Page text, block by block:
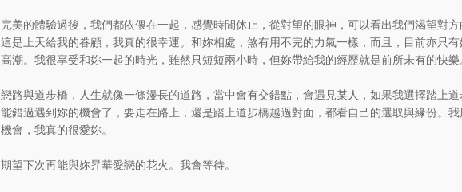
完美的體驗過後，我們都依偎在一起，感覺時間休止，從對望的眼神，可以看出我們渴望對
這是上天給我的眷顧，我真的很幸運。和妳相處，煞有用不完的力氣一樣，而且，目前亦只
高潮。我很享受和妳一起的時光，雖然只短短兩小時，但妳帶給我的經歷就是前所未有的快
戀路與道步橋，人生就像一條漫長的道路，當中會有交錯點，會遇見某人，如果我選擇踏上
能錯過遇到妳的機會了，要走在路上，還是踏上道步橋越過對面，都看自己的選取與緣份。
機會，我真的很愛妳。
期望下次再能與妳昇華愛戀的花火。我會等待。